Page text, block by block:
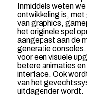
Inmiddels weten
ontwikkeling is,
van graphics,
het originele spel
aangepast aan de
generatie
voor een visuele
betere animaties
interface. Ook
van het
uitdagender wordt.